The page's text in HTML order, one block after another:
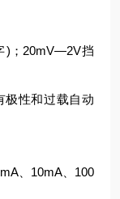
；20mV—2V挡
性和过载自动
、10mA、100